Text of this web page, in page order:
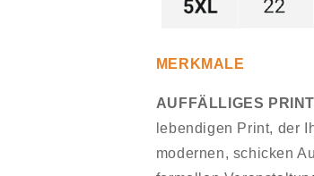
MERKMALE
AUFFÄLLIGES
lebendigen Print, der
modernen, schicken